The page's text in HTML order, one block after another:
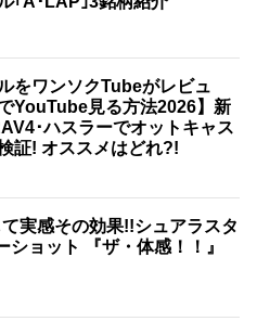
をワンソクTubeがレビュ
YouTube見る方法2026】新
･ハスラーでオットキャス
証! オススメはどれ?!
実感その効果!!シュアラスタ
ョット 『ザ・体感！！』